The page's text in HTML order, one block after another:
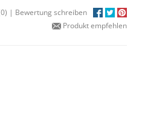
| Bewertung schreiben
Produkt empfehlen